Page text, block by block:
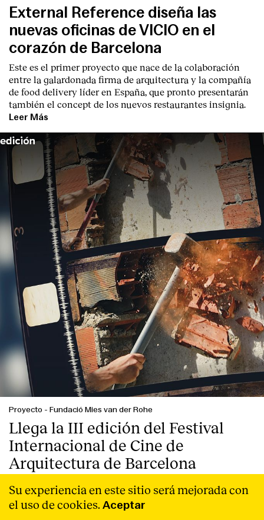
External Reference diseña las
nuevas oficinas de VICIO en el
corazón de Barcelona
Este es el primer proyecto que nace de la colaboración
entre la galardonada firma de arquitectura y la compañía
de food delivery líder en España, que pronto presentarán
también el concept de los nuevos restaurantes insignia.
Leer Más
Proyecto - Fundació Mies van der Rohe
Llega la III edición del Festival
Internacional de Cine de
Arquitectura de Barcelona
octubre de 2023 en Barcelona, y el 18 de octubre de 2023
en Madrid. Leer Más
Su experiencia en este sitio será mejorada con
el uso de cookies. Aceptar